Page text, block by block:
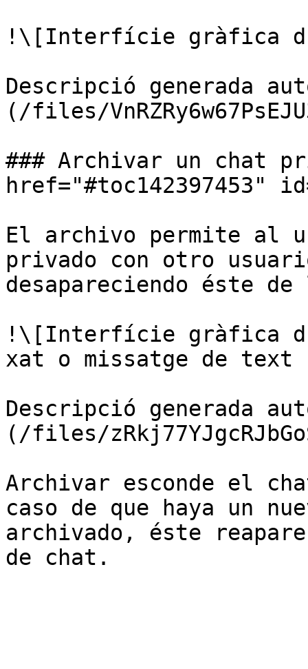
!\[Interfície gràfica
Descripció generada
(/files/
### Archivar un chat
href="#toc142397453"
El archivo permite al
privado con otro
desapareciendo éste
!\[Interfície gràfica
xat o missatge de text
Descripció generada
(/files/
Archivar esconde el
caso de que haya un
archivado, éste